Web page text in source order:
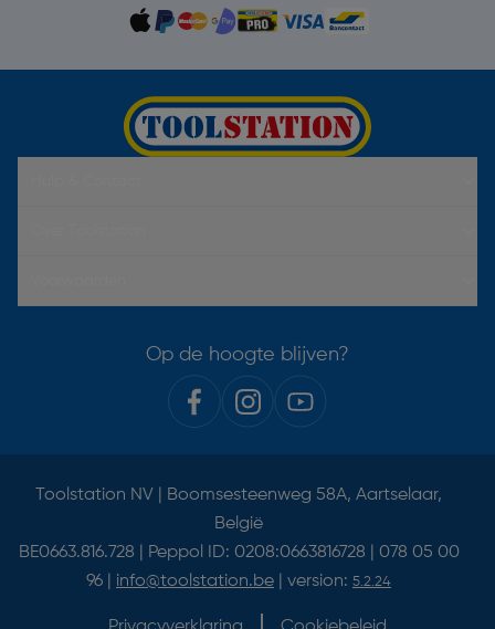
Op de hoogte blijven?
Toolstation NV | Boomsesteenweg 58A, Aartselaar,
België
BE0663.816.728 | Peppol ID: 0208:0663816728 | 078 05 00
96 | info@toolstation.be | version: 5.2.24